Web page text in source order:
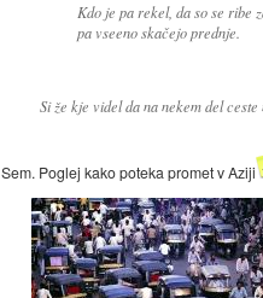
Kdo je pa rekel, da so se ribe
pa vseeno skačejo prednje.
Si že kje videl da na nekem del
Sem. Poglej kako poteka promet v Aziji